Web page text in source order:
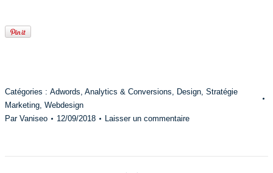
Catégories : Adwords, Analytics & Conversions, Design, Stratégie
Marketing, Webdesign
Par Vaniseo 12/09/2018 Laisser un commentaire